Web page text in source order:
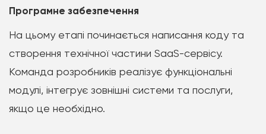
Програмне забезпечення
На цьому етапі починається написання коду та
створення технічної частини SaaS-сервісу.
Команда розробників реалізує функціональні
модулі, інтегрує зовнішні системи та послуги,
якщо це необхідно.